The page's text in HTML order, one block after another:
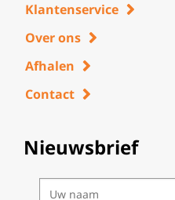
Klantenservice
Over ons
Afhalen
Contact
Nieuwsbrief